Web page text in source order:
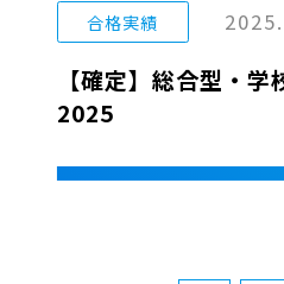
合格実績
【確定】総合型・
2025